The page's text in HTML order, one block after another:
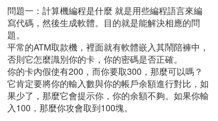
問題一：計算機編程是什麼 就是用些編程語言來編
寫代碼，然後生成軟體。目的就是能解決相應的問
題。
平常的ATM取款機，裡面就有軟體嵌入其鬧陪褲中，
否則它怎麼識別你的卡，你的密碼是否正確。
你的卡內假使有200，而你要取300，那麼可以嗎？
它肯定要將你的輸入數與你的帳戶余額進行對比，如
果少了，那麼它會提示你，你的余額不夠。如果你輸
入100，那麼你攻會取到100塊。